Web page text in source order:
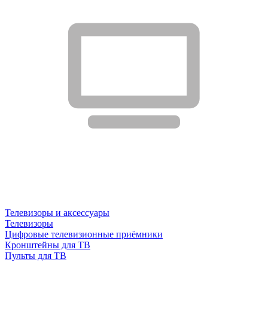
Телевизоры и аксессуары
Телевизоры
Цифровые телевизионные приёмники
Кронштейны для ТВ
Пульты для ТВ